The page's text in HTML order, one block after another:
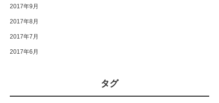
2017年9月
2017年8月
2017年7月
2017年6月
タグ